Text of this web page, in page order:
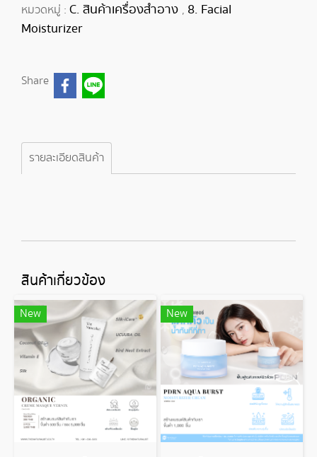
หมวดหมู่ : C. สินค้าเครื่องสำอาง , 8. Facial
Moisturizer
Share
รายละเอียดสินค้า
สินค้าเกี่ยวข้อง
New New